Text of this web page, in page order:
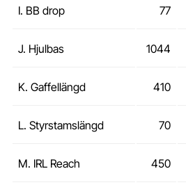
I. BB drop 77
J. Hjulbas 1044
K. Gaffellängd 410
L. Styrstamslängd 70
M. IRL Reach 450